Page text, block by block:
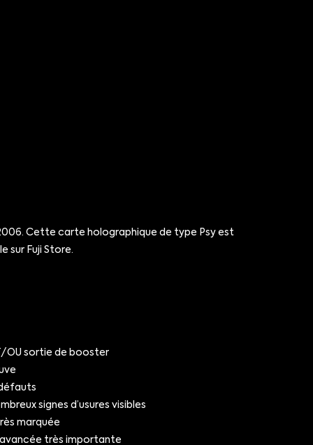
2006. Cette carte holographique de type Psy est
sur Fuji Store.
OU sortie de booster
signes d’usures visibles
marquée
très importante